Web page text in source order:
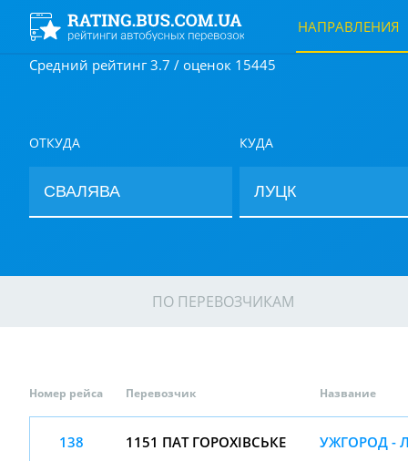
НАПРАВЛЕНИЯ
Средний рейтинг 3.7 / оценок 15445
ОТКУДА КУДА
ПО ПЕРЕВОЗЧИКАМ
Номер рейса Перевозчик Название
138 1151 ПАТ ГОРОХІВСЬКЕ УЖГОРОД -